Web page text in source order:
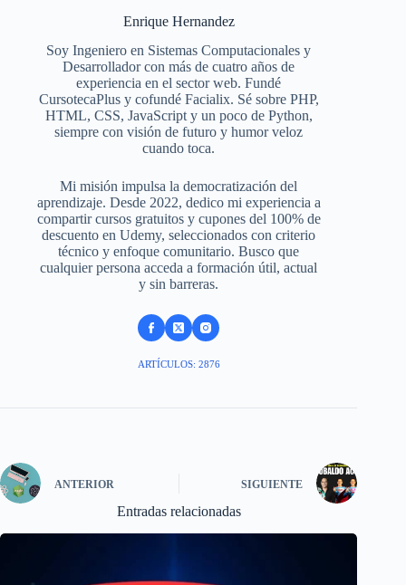
Enrique Hernandez
Soy Ingeniero en Sistemas Computacionales y
Desarrollador con más de cuatro años de
experiencia en el sector web. Fundé
CursotecaPlus y cofundé Facialix. Sé sobre PHP,
HTML, CSS, JavaScript y un poco de Python,
siempre con visión de futuro y humor veloz
cuando toca.
Mi misión impulsa la democratización del
aprendizaje. Desde 2022, dedico mi experiencia a
compartir cursos gratuitos y cupones del 100% de
descuento en Udemy, seleccionados con criterio
técnico y enfoque comunitario. Busco que
cualquier persona acceda a formación útil, actual
y sin barreras.
ARTÍCULOS: 2876
ANTERIOR SIGUIENTE
Entradas relacionadas